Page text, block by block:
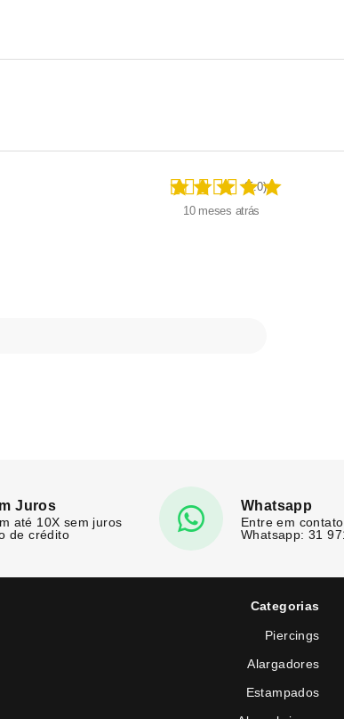
(5.0)
10 meses atrás
Juros
até 10X sem juros
de crédito
Whatsapp
Entre em
Whatsapp: 31
Categorias
Piercings
Alargadores
Estampados